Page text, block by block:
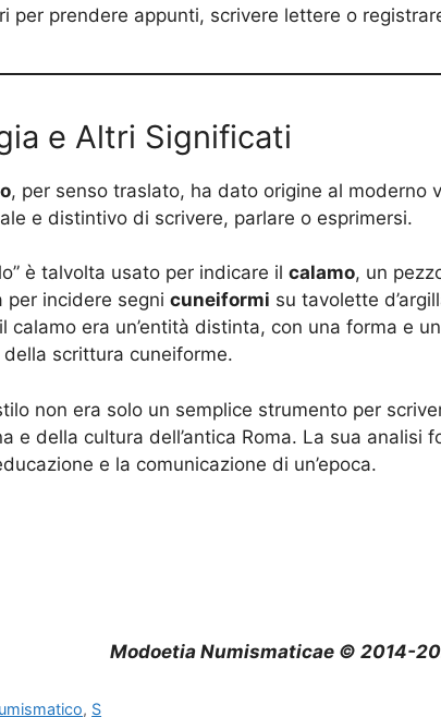
per prendere appunti, scrivere lettere o
e Altri Significati
, per senso traslato, ha dato origine al moderno
e distintivo di scrivere, parlare o esprimersi.
è talvolta usato per indicare il calamo, un
per incidere segni cuneiformi su tavolette
calamo era un’entità distinta, con una forma e
scrittura cuneiforme.
non era solo un semplice strumento per
e della cultura dell’antica Roma. La sua analisi
e la comunicazione di un’epoca.
Modoetia Numismaticae © 2014-
, S